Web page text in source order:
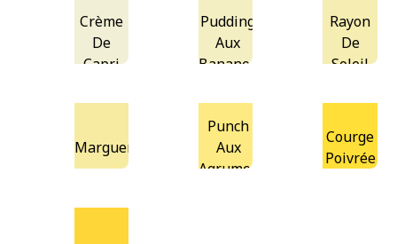
Crème
De
Capri
Pudding
Aux
Bananes
Rayon
De
Soleil
Marguerite
Punch
Aux
Agrumes
Courge
Poivrée